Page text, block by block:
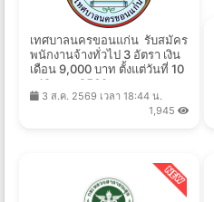
เทศบาลนครขอนแก่น รับสมัคร
พนักงานจ้างทั่วไป 3 อัตรา เงิน
เดือน 9,000 บาท ตั้งแต่วันที่ 10
- 19 ส.ค. 2569
3 ส.ค. 2569 เวลา 18:44 น.
1,945